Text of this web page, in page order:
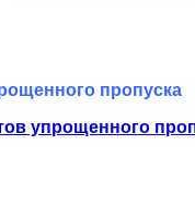
пропуска
упрощенного